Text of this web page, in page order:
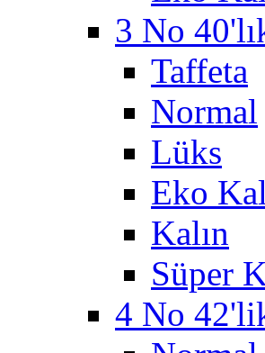
3 No
Taffeta
Normal
Lüks
Eko
Kalın
Süper
4 No